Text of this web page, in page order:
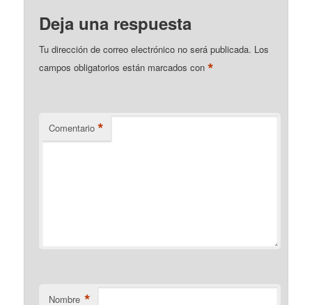
Deja una respuesta
Tu dirección de correo electrónico no será publicada. Los
campos obligatorios están marcados con*
Comentario *
Nombre *